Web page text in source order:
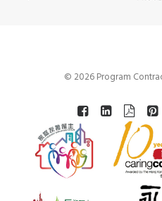
© 2026 Program